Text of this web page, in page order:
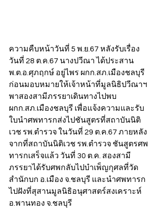
ความคืบหน้าวันที่ 5 พ.ย.67 หลังรับเรื่อง
วันที่ 28 ต.ค.67 นางปวีณา ได้ประสาน
พ.ต.อ.ศุภฤกษ์ อยู่ไพร ผกก.สภ.เมืองชลบุรี
ก่อนมอบหมายให้เจ้าหน้าที่มูลนิธิปวีณาฯ
พาสองสามีภรรยาเดินทางไปพบ
ผกก.สภ.เมืองชลบุรี เพื่อแจ้งความและรับ
ใบนำศพทารกส่งไปชันสูตรที่สถาบันนิติ
เวช รพ.ตำรวจ ในวันที่ 29 ต.ค.67 ภายหลัง
จากที่สถาบันนิติเวช รพ.ตำรวจ ชันสูตรศพ
ทารกเสร็จแล้ว วันที่ 30 ต.ค. สองสามี
ภรรยาได้รับศพกลับไปบำเพ็ญกุศลที่วัด
สำนักบก อ.เมือง จ.ชลบุรี และนำศพทารก
ไปฝังที่สุสานมูลนิธิอนุศาสตร์สงเคราะห์
อ.พานทอง จ.ชลบุรี